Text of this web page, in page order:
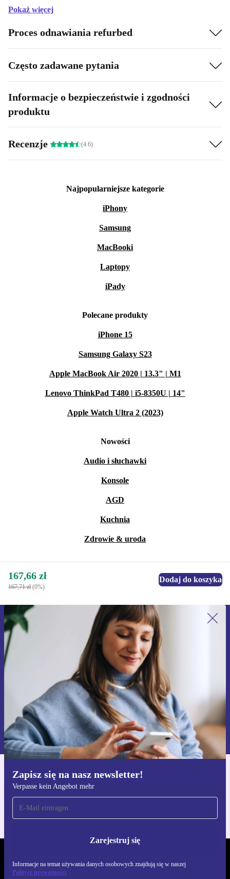
Pokaż więcej
Proces odnawiania refurbed
Często zadawane pytania
Informacje o bezpieczeństwie i zgodności
produktu
Recenzje (4.6)
Najpopularniejsze kategorie
iPhony
Samsung
MacBooki
Laptopy
iPady
Polecane produkty
iPhone 15
Samsung Galaxy S23
Apple MacBook Air 2020 | 13.3" | M1
Lenovo ThinkPad T480 | i5-8350U | 14"
Apple Watch Ultra 2 (2023)
Nowości
Audio i słuchawki
Konsole
AGD
Kuchnia
Zdrowie & uroda
167,66 zł
167,71 zł (0%)
Dodaj do koszyka
Zapisz się na nasz newsletter!
Verpasse kein Angebot mehr
Zarejestruj się
Informacje na temat używania danych osobowych znajdują się w naszej
Polityce prywatności
Zapisz się na nasz newsletter!
Nie przegap żadnej oferty.
Zarejestruj się
Informacje na temat używania danych osobowych znajdują się w
naszej
Polityce prywatności
Pobierz aplikację refurbed
Dla iOS i Android